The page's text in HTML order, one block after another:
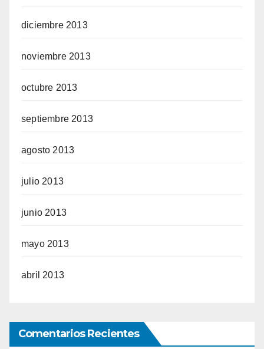
diciembre 2013
noviembre 2013
octubre 2013
septiembre 2013
agosto 2013
julio 2013
junio 2013
mayo 2013
abril 2013
Comentarios Recientes